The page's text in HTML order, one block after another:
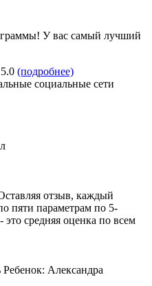
У вас самый лучший
5.0 (подробнее)
социальные сети
отзыв, каждый
пяти параметрам по 5-
средняя оценка по всем
Ребенок: Александра